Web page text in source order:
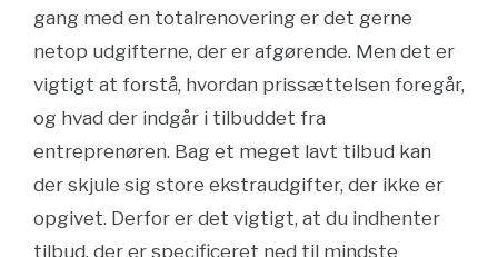
gang med en totalrenovering er det gerne
netop udgifterne, der er afgørende. Men det er
vigtigt at forstå, hvordan prissættelsen foregår,
og hvad der indgår i tilbuddet fra
entreprenøren. Bag et meget lavt tilbud kan
der skjule sig store ekstraudgifter, der ikke er
opgivet. Derfor er det vigtigt, at du indhenter
tilbud, der er specificeret ned til mindste